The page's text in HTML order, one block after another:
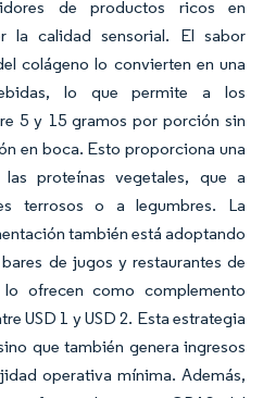
de productos ricos en
la calidad sensorial. El sabor
colágeno lo convierten en una
lo que permite a los
5 y 15 gramos por porción sin
en boca. Esto proporciona una
proteínas vegetales, que a
terrosos o a legumbres. La
también está adoptando
de jugos y restaurantes de
ofrecen como complemento
USD 1 y USD 2. Esta estrategia
que también genera ingresos
operativa mínima. Además,